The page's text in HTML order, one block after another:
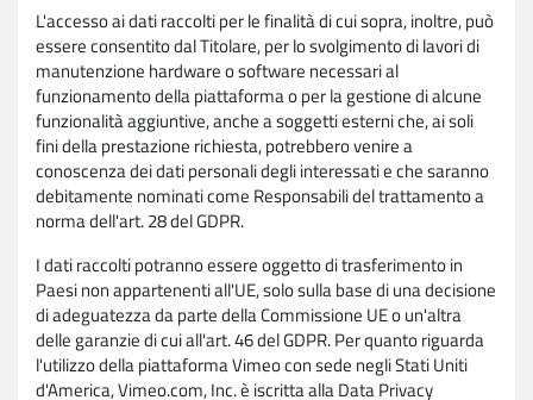
L'accesso ai dati raccolti per le finalità di cui sopra, inoltre, può
essere consentito dal Titolare, per lo svolgimento di lavori di
manutenzione hardware o software necessari al
funzionamento della piattaforma o per la gestione di alcune
funzionalità aggiuntive, anche a soggetti esterni che, ai soli
fini della prestazione richiesta, potrebbero venire a
conoscenza dei dati personali degli interessati e che saranno
debitamente nominati come Responsabili del trattamento a
norma dell'art. 28 del GDPR.
I dati raccolti potranno essere oggetto di trasferimento in
Paesi non appartenenti all'UE, solo sulla base di una decisione
di adeguatezza da parte della Commissione UE o un'altra
delle garanzie di cui all'art. 46 del GDPR. Per quanto riguarda
l'utilizzo della piattaforma Vimeo con sede negli Stati Uniti
d'America, Vimeo.com, Inc. è iscritta alla Data Privacy